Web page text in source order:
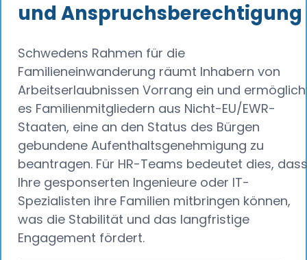
und Anspruchsberechtigung
Schwedens Rahmen für die
Familieneinwanderung räumt Inhabern von
Arbeitserlaubnissen Vorrang ein und
es Familienmitgliedern aus Nicht-EU/EWR-
Staaten, eine an den Status des Bürgen
gebundene Aufenthaltsgenehmigung zu
beantragen. Für HR-Teams bedeutet dies, dass
Ihre gesponserten Ingenieure oder IT-
Spezialisten ihre Familien mitbringen können,
was die Stabilität und das langfristige
Engagement fördert.